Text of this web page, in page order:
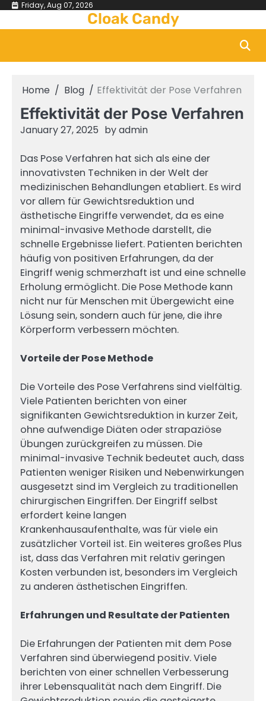
Skip Friday, Aug 07, 2026
Cloak Candy
Home Blog Effektivität der Pose Verfahren
Effektivität der Pose Verfahren
January 27, 2025 byadmin
Das Pose Verfahren hat sich als eine der
innovativsten Techniken in der Welt der
medizinischen Behandlungen etabliert. Es wird
vor allem für Gewichtsreduktion und
ästhetische Eingriffe verwendet, da es eine
minimal-invasive Methode darstellt, die
schnelle Ergebnisse liefert. Patienten berichten
häufig von positiven Erfahrungen, da der
Eingriff wenig schmerzhaft ist und eine schnelle
Erholung ermöglicht. Die Pose Methode kann
nicht nur für Menschen mit Übergewicht eine
Lösung sein, sondern auch für jene, die ihre
Körperform verbessern möchten.
Vorteile der Pose Methode
Die Vorteile des Pose Verfahrens sind vielfältig.
Viele Patienten berichten von einer
signifikanten Gewichtsreduktion in kurzer Zeit,
ohne aufwendige Diäten oder strapaziöse
Übungen zurückgreifen zu müssen. Die
minimal-invasive Technik bedeutet auch, dass
Patienten weniger Risiken und Nebenwirkungen
ausgesetzt sind im Vergleich zu traditionellen
chirurgischen Eingriffen. Der Eingriff selbst
erfordert keine langen
Krankenhausaufenthalte, was für viele ein
zusätzlicher Vorteil ist. Ein weiteres großes Plus
ist, dass das Verfahren mit relativ geringen
Kosten verbunden ist, besonders im Vergleich
zu anderen ästhetischen Eingriffen.
Erfahrungen und Resultate der Patienten
Die Erfahrungen der Patienten mit dem Pose
Verfahren sind überwiegend positiv. Viele
berichten von einer schnellen Verbesserung
ihrer Lebensqualität nach dem Eingriff. Die